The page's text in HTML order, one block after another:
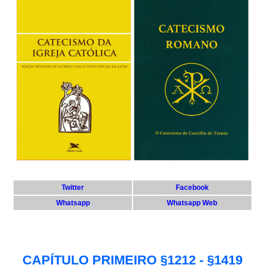
Twitter
Facebook
Whatsapp
Whatsapp Web
CAPÍTULO PRIMEIRO §1212 - §1419